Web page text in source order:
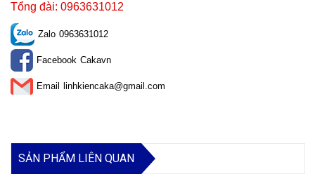
Tổng đài: 0963631012
Zalo 0963631012
Facebook Cakavn
Email linhkiencaka@gmail.com
SẢN PHẨM LIÊN QUAN